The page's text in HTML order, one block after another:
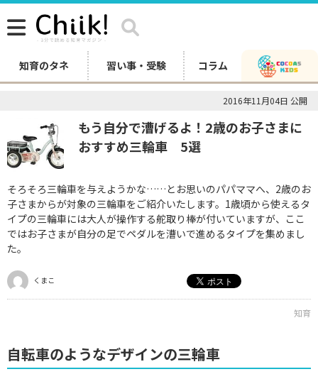
知育のタネ 習い事・受験 コラム
2016年11月04日 公開
もう自分で漕げるよ！2歳のお子さまに
おすすめ三輪車 5選
そろそろ三輪車を与えようかな……とお思いのパパママへ、2歳のお
子さまからが対象の三輪車をご紹介いたします。1歳頃から使えるタ
イプの三輪車には大人が操作する舵取り棒が付いていますが、ここ
ではお子さまが自分の足でペダルを漕いで進めるタイプを集めまし
た。
くまこ
知育
自転車のようなデザインの三輪車